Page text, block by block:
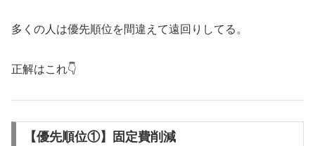
多くの人は優先順位を間違えて遠回りしてる。
正解はこれ👇
【優先順位①】固定費削減